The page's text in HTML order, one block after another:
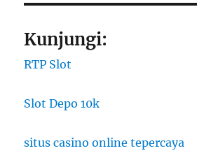
Kunjungi:
RTP Slot
Slot Depo 10k
situs casino online tepercaya